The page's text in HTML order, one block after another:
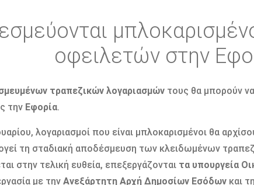
οφειλετών στην
τραπεζικών λογαριασμών τους θα μπορούν
την Εφορία.
λογαριασμοί που είναι μπλοκαρισμένοι θα
τη σταδιακή αποδέσμευση των κλειδωμένων
στην τελική ευθεία, επεξεργάζονται τα υπουργεία
με την Ανεξάρτητη Αρχή Δημοσίων Εσόδων και